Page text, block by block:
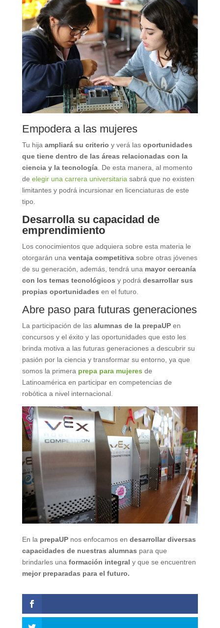
Empodera a las mujeres
Tu hija ampliará su criterio y verá las oportunidades
que tiene dentro de las áreas relacionadas con la
ciencia y la tecnología. De esta manera, al momento
de elegir una carrera universitaria sabrá que no existen
limitantes y podrá incursionar en licenciaturas de este
tipo.
Desarrolla su capacidad de
emprendimiento
Los conocimientos que adquiera sobre esta materia le
otorgarán una ventaja competitivasobre otras jóvenes
de su generación, además, tendrá una mayor cercanía
con los temas tecnológicos y podrá desarrollar sus
propias oportunidades en el futuro.
Abre paso para futuras generaciones
La participación de las alumnas de la prepaUPen
concursos y el éxito y las oportunidades que esto les
brinda motiva a las futuras generaciones a descubrir su
pasión por la ciencia y transformar su entorno, ya que
somos la primera prepa para mujeres de
Latinoamérica en participar en competencias de
robótica a nivel internacional.
En la prepaUP nos enfocamos en desarrollar diversas
capacidades de nuestras alumnas para que
brindarles una formación integral y que se encuentren
mejor preparadas para el futuro.